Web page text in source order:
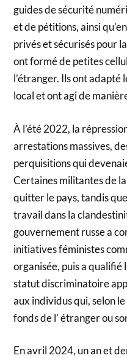
guides de sécurité
et de pétitions, ainsi
privés et sécurisés pour
ont formé de petites
l’étranger. Ils ont
local et ont agi de
À l’été 2022, la
arrestations massives,
perquisitions qui
Certaines militantes de
quitter le pays, tandis
travail dans la
gouvernement russe a
initiatives féministes
organisée, puis a qualifié
statut discriminatoire
aux individus qui, selon
fonds de l’ étranger ou
En avril 2024, un an et